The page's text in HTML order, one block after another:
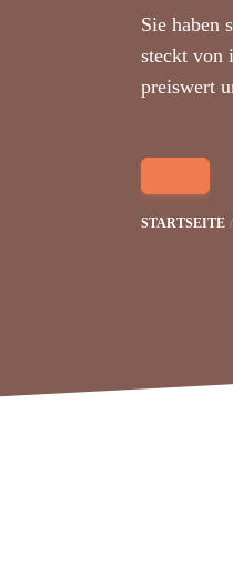
Sie haben
steckt von
preiswert
STARTSEITE